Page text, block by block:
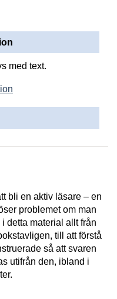
med text.
bli en aktiv läsare – en
problemet om man
detta material allt från
till att förstå
så att svaren
utifrån den, ibland i